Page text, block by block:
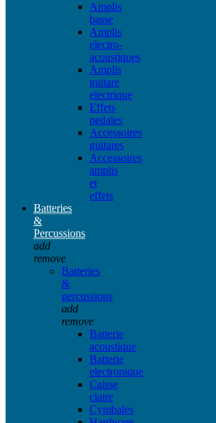
Amplis
basse
Amplis
electro-
acoustiques
Amplis
guitare
electrique
Effets
pedales
Accessoires
guitares
Accessoires
amplis
et
effets
Batteries
&
Percussions
add
remove
Batteries
&
percussions
add
remove
Batterie
acoustique
Batterie
electronique
Caisse
claire
Cymbales